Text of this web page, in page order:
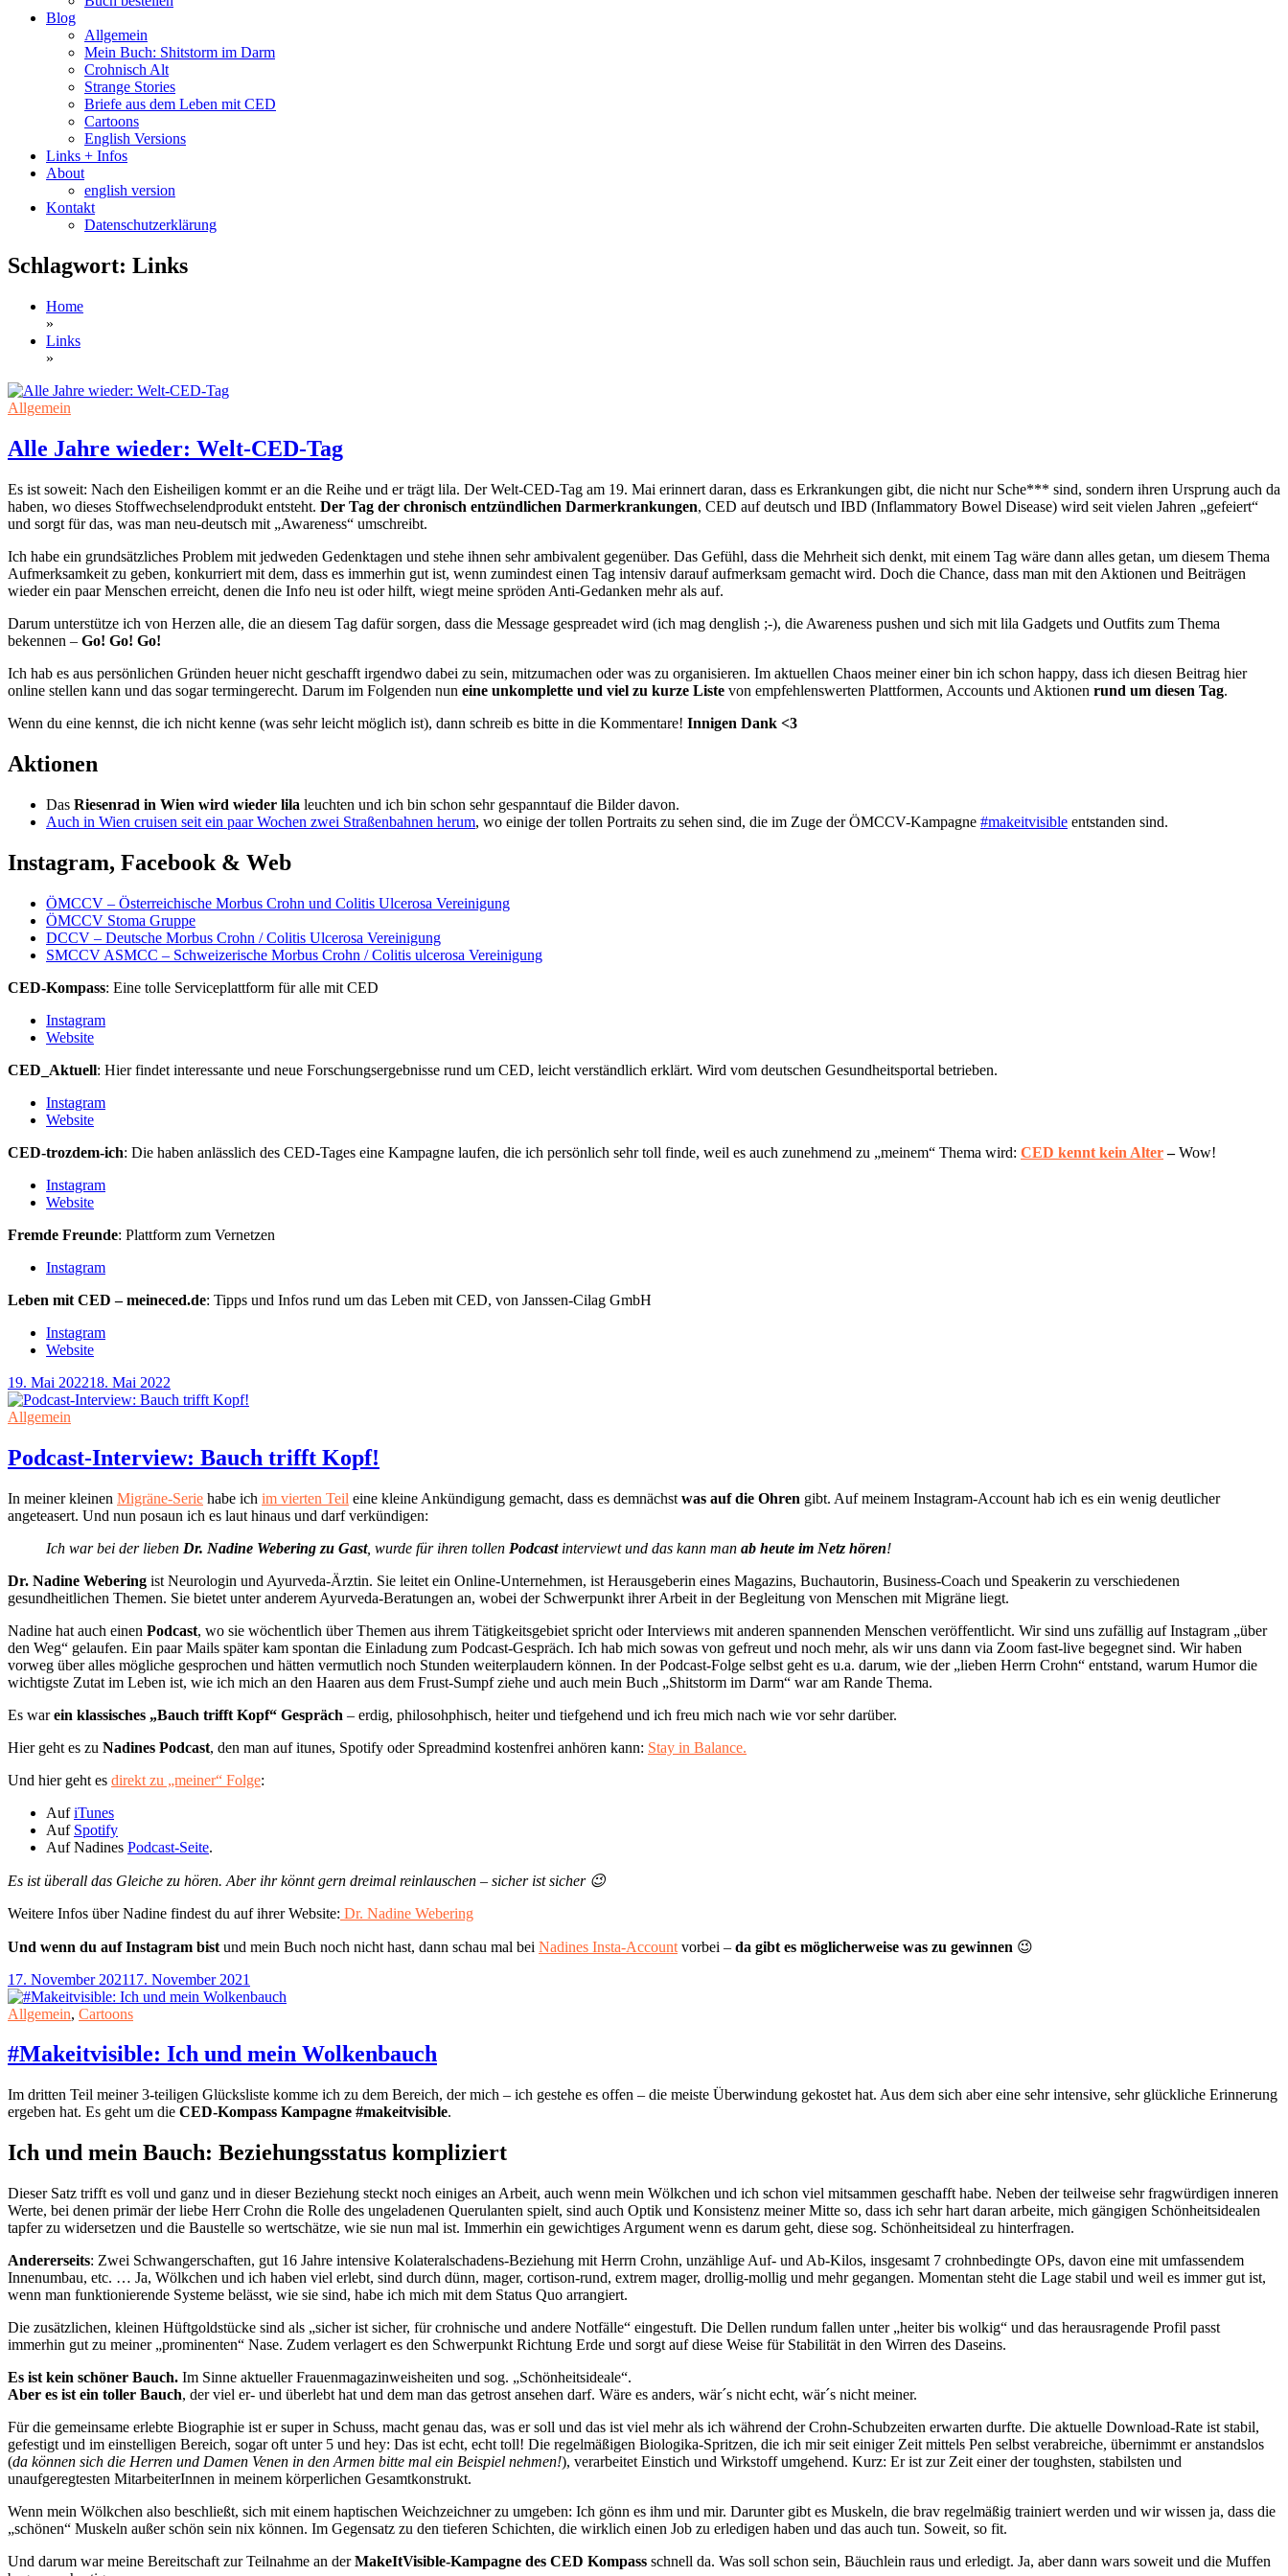
Blog
Allgemein
Mein Buch: Shitstorm im Darm
Crohnisch Alt
Strange Stories
Briefe aus dem Leben mit CED
Cartoons
English Versions
Links + Infos
About
english version
Kontakt
Datenschutzerklärung
Schlagwort: Links
Home
»
Links
»
Allgemein
Alle Jahre wieder: Welt-CED-Tag
Es ist soweit: Nach den Eisheiligen kommt er an die Reihe und er trägt lila. Der Welt-CED-Tag am 19. Mai erinnert daran, dass es Erkrankungen gibt, die nicht nur Sche*** sind, sondern ihren Ursprung auch da
haben, wo dieses Stoffwechselendprodukt entsteht. Der Tag der chronisch entzündlichen Darmerkrankungen, CED auf deutsch und IBD (Inflammatory Bowel Disease) wird seit vielen Jahren „gefeiert“
und sorgt für das, was man neu-deutsch mit „Awareness“ umschreibt.
Ich habe ein grundsätzliches Problem mit jedweden Gedenktagen und stehe ihnen sehr ambivalent gegenüber. Das Gefühl, dass die Mehrheit sich denkt, mit einem Tag wäre dann alles getan, um diesem Thema
Aufmerksamkeit zu geben, konkurriert mit dem, dass es immerhin gut ist, wenn zumindest einen Tag intensiv darauf aufmerksam gemacht wird. Doch die Chance, dass man mit den Aktionen und Beiträgen
wieder ein paar Menschen erreicht, denen die Info neu ist oder hilft, wiegt meine spröden Anti-Gedanken mehr als auf.
Darum unterstütze ich von Herzen alle, die an diesem Tag dafür sorgen, dass die Message gespreadet wird (ich mag denglish ;-), die Awareness pushen und sich mit lila Gadgets und Outfits zum Thema
bekennen – Go! Go! Go!
Ich hab es aus persönlichen Gründen heuer nicht geschafft irgendwo dabei zu sein, mitzumachen oder was zu organisieren. Im aktuellen Chaos meiner einer bin ich schon happy, dass ich diesen Beitrag hier
online stellen kann und das sogar termingerecht. Darum im Folgenden nun eine unkomplette und viel zu kurze Liste von empfehlenswerten Plattformen, Accounts und Aktionen rund um diesen Tag.
Wenn du eine kennst, die ich nicht kenne (was sehr leicht möglich ist), dann schreib es bitte in die Kommentare! Innigen Dank <3
Aktionen
Das Riesenrad in Wien wird wieder lila leuchten und ich bin schon sehr gespanntauf die Bilder davon.
Auch in Wien cruisen seit ein paar Wochen zwei Straßenbahnen herum, wo einige der tollen Portraits zu sehen sind, die im Zuge der ÖMCCV-Kampagne #makeitvisible entstanden sind.
Instagram, Facebook & Web
ÖMCCV – Österreichische Morbus Crohn und Colitis Ulcerosa Vereinigung
ÖMCCV Stoma Gruppe
DCCV – Deutsche Morbus Crohn / Colitis Ulcerosa Vereinigung
SMCCV ASMCC – Schweizerische Morbus Crohn / Colitis ulcerosa Vereinigung
CED-Kompass: Eine tolle Serviceplattform für alle mit CED
Instagram
Website
CED_Aktuell: Hier findet interessante und neue Forschungsergebnisse rund um CED, leicht verständlich erklärt. Wird vom deutschen Gesundheitsportal betrieben.
Instagram
Website
CED-trozdem-ich: Die haben anlässlich des CED-Tages eine Kampagne laufen, die ich persönlich sehr toll finde, weil es auch zunehmend zu „meinem“ Thema wird: CED kennt kein Alter–Wow!
Instagram
Website
Fremde Freunde: Plattform zum Vernetzen
Instagram
Leben mit CED – meineced.de: Tipps und Infos rund um das Leben mit CED, von Janssen-Cilag GmbH
Instagram
Website
19. Mai 202218. Mai 2022
Allgemein
Podcast-Interview: Bauch trifft Kopf!
In meiner kleinen Migräne-Serie habe ich im vierten Teil eine kleine Ankündigung gemacht, dass es demnächst was auf die Ohren gibt. Auf meinem Instagram-Account hab ich es ein wenig deutlicher
angeteasert. Und nun posaun ich es laut hinaus und darf verkündigen:
Ich war bei der lieben Dr. Nadine Webering zu Gast, wurde für ihren tollen Podcastinterviewt und das kann man ab heute im Netz hören!
Dr. Nadine Webering ist Neurologin und Ayurveda-Ärztin. Sie leitet ein Online-Unternehmen, ist Herausgeberin eines Magazins, Buchautorin, Business-Coach und Speakerin zu verschiedenen
gesundheitlichen Themen. Sie bietet unter anderem Ayurveda-Beratungen an, wobei der Schwerpunkt ihrer Arbeit in der Begleitung von Menschen mit Migräne liegt.
Nadine hat auch einen Podcast, wo sie wöchentlich über Themen aus ihrem Tätigkeitsgebiet spricht oder Interviews mit anderen spannenden Menschen veröffentlicht. Wir sind uns zufällig auf Instagram „über
den Weg“ gelaufen. Ein paar Mails später kam spontan die Einladung zum Podcast-Gespräch. Ich hab mich sowas von gefreut und noch mehr, als wir uns dann via Zoom fast-live begegnet sind. Wir haben
vorweg über alles mögliche gesprochen und hätten vermutlich noch Stunden weiterplaudern können. In der Podcast-Folge selbst geht es u.a. darum, wie der „lieben Herrn Crohn“ entstand, warum Humor die
wichtigste Zutat im Leben ist, wie ich mich an den Haaren aus dem Frust-Sumpf ziehe und auch mein Buch „Shitstorm im Darm“ war am Rande Thema.
Es warein klassisches „Bauch trifft Kopf“ Gespräch – erdig, philosohphisch, heiter und tiefgehend und ich freu mich nach wie vor sehr darüber.
Hier geht es zu Nadines Podcast, den man auf itunes, Spotify oder Spreadmind kostenfrei anhören kann: Stay in Balance.
Und hier geht es direkt zu „meiner“ Folge:
AufiTunes
Auf Spotify
Auf Nadines Podcast-Seite.
Es ist überall das Gleiche zu hören. Aber ihr könnt gern dreimal reinlauschen – sicher ist sicher 😉
Weitere Infos über Nadine findest du auf ihrer Website: Dr. Nadine Webering
Und wenn du auf Instagram bist und mein Buch noch nicht hast, dann schau mal bei Nadines Insta-Account vorbei – da gibt es möglicherweise was zu gewinnen 😉
17. November 202117. November 2021
Allgemein, Cartoons
#Makeitvisible: Ich und mein Wolkenbauch
Im dritten Teil meiner 3-teiligen Glücksliste komme ich zu dem Bereich, der mich – ich gestehe es offen – die meiste Überwindung gekostet hat. Aus dem sich aber eine sehr intensive, sehr glückliche Erinnerung
ergeben hat. Es geht um die CED-Kompass Kampagne #makeitvisible.
Ich und mein Bauch: Beziehungsstatus kompliziert
Dieser Satz trifft es voll und ganz und in dieser Beziehung steckt noch einiges an Arbeit, auch wenn mein Wölkchen und ich schon viel mitsammen geschafft habe. Neben der teilweise sehr fragwürdigen inneren
Werte, bei denen primär der liebe Herr Crohn die Rolle des ungeladenen Querulanten spielt, sind auch Optik und Konsistenz meiner Mitte so, dass ich sehr hart daran arbeite, mich gängigen Schönheitsidealen
tapfer zu widersetzen und die Baustelle so wertschätze, wie sie nun mal ist. Immerhin ein gewichtiges Argument wenn es darum geht, diese sog. Schönheitsideal zu hinterfragen.
Andererseits: Zwei Schwangerschaften, gut 16 Jahre intensive Kolateralschadens-Beziehung mit Herrn Crohn, unzählige Auf- und Ab-Kilos, insgesamt 7 crohnbedingte OPs, davon eine mit umfassendem
Innenumbau, etc. … Ja, Wölkchen und ich haben viel erlebt, sind durch dünn, mager, cortison-rund, extrem mager, drollig-mollig und mehr gegangen. Momentan steht die Lage stabil und weil es immer gut ist,
wenn man funktionierende Systeme belässt, wie sie sind, habe ich mich mit dem Status Quo arrangiert.
Die zusätzlichen, kleinen Hüftgoldstücke sind als „sicher ist sicher, für crohnische und andere Notfälle“ eingestuft. Die Dellen rundum fallen unter „heiter bis wolkig“ und das herausragende Profil passt
immerhin gut zu meiner „prominenten“ Nase. Zudem verlagert es den Schwerpunkt Richtung Erde und sorgt auf diese Weise für Stabilität in den Wirren des Daseins.
Es ist kein schöner Bauch. Im Sinne aktueller Frauenmagazinweisheiten und sog. „Schönheitsideale“.
Aber es ist ein toller Bauch, der viel er- und überlebt hat und dem man das getrost ansehen darf. Wäre es anders, wär´s nicht echt, wär´s nicht meiner.
Für die gemeinsame erlebte Biographie ist er super in Schuss, macht genau das, was er soll und das ist viel mehr als ich während der Crohn-Schubzeiten erwarten durfte. Die aktuelle Download-Rate ist stabil,
gefestigt und im einstelligen Bereich, sogar oft unter 5 und hey: Das ist echt, echt toll! Die regelmäßigen Biologika-Spritzen, die ich mir seit einiger Zeit mittels Pen selbst verabreiche, übernimmt er anstandslos
(da können sich die Herren und Damen Venen in den Armen bitte mal ein Beispiel nehmen!), verarbeitet Einstich und Wirkstoff umgehend. Kurz: Er ist zur Zeit einer der toughsten, stabilsten und
unaufgeregtesten MitarbeiterInnen in meinem körperlichen Gesamtkonstrukt.
Wenn mein Wölkchen also beschließt, sich mit einem haptischen Weichzeichner zu umgeben: Ich gönn es ihm und mir. Darunter gibt es Muskeln, die brav regelmäßig trainiert werden und wir wissen ja, dass die
„schönen“ Muskeln außer schön sein nix können. Im Gegensatz zu den tieferen Schichten, die wirklich einen Job zu erledigen haben und das auch tun. Soweit, so fit.
Und darum war meine Bereitschaft zur Teilnahme an derMakeItVisible-Kampagne des CED Kompass schnell da. Was soll schon sein, Bäuchlein raus und erledigt. Ja, aber dann wars soweit und die Muffen